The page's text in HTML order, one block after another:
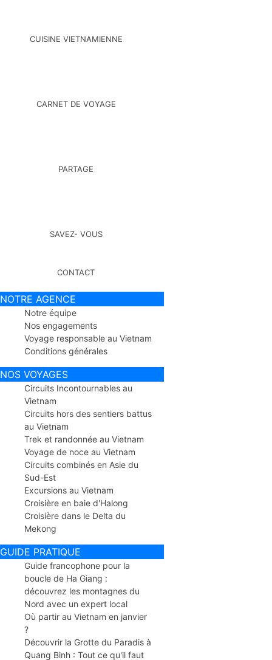
CUISINE VIETNAMIENNE
CARNET DE VOYAGE
PARTAGE
SAVEZ- VOUS
CONTACT
NOTRE AGENCE
Notre équipe
Nos engagements
Voyage responsable au Vietnam
Conditions générales
NOS VOYAGES
Circuits Incontournables au
Vietnam
Circuits hors des sentiers battus
au Vietnam
Trek et randonnée au Vietnam
Voyage de noce au Vietnam
Circuits combinés en Asie du
Sud-Est
Excursions au Vietnam
Croisière en baie d'Halong
Croisière dans le Delta du
Mekong
GUIDE PRATIQUE
Guide francophone pour la
boucle de Ha Giang :
découvrez les montagnes du
Nord avec un expert local
Où partir au Vietnam en janvier
?
Découvrir la Grotte du Paradis à
Quang Binh : Tout ce qu'il faut